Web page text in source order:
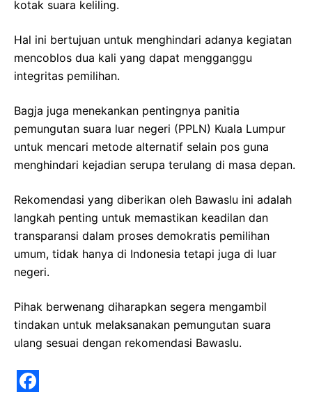
kotak suara keliling.
Hal ini bertujuan untuk menghindari adanya kegiatan
mencoblos dua kali yang dapat mengganggu
integritas pemilihan.
Bagja juga menekankan pentingnya panitia
pemungutan suara luar negeri (PPLN) Kuala Lumpur
untuk mencari metode alternatif selain pos guna
menghindari kejadian serupa terulang di masa depan.
Rekomendasi yang diberikan oleh Bawaslu ini adalah
langkah penting untuk memastikan keadilan dan
transparansi dalam proses demokratis pemilihan
umum, tidak hanya di Indonesia tetapi juga di luar
negeri.
Pihak berwenang diharapkan segera mengambil
tindakan untuk melaksanakan pemungutan suara
ulang sesuai dengan rekomendasi Bawaslu.